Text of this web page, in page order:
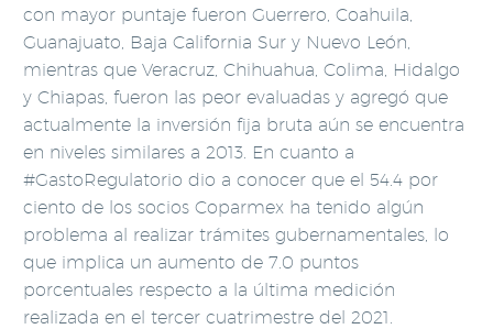
con mayor puntaje fueron Guerrero, Coahuila,
Guanajuato, Baja California Sur y Nuevo León,
mientras que Veracruz, Chihuahua, Colima, Hidalgo
y Chiapas, fueron las peor evaluadas y agregó que
actualmente la inversión fija bruta aún se encuentra
en niveles similares a 2013. En cuanto a
#GastoRegulatorio dio a conocer que el 54.4 por
ciento de los socios Coparmex ha tenido algún
problema al realizar trámites gubernamentales, lo
que implica un aumento de 7.0 puntos
porcentuales respecto a la última medición
realizada en el tercer cuatrimestre del 2021.